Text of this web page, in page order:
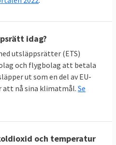
idag?
utsläppsrätter (ETS)
och flygbolag att betala
ut som en del av EU-
att nå sina klimatmål. Se
och temperatur